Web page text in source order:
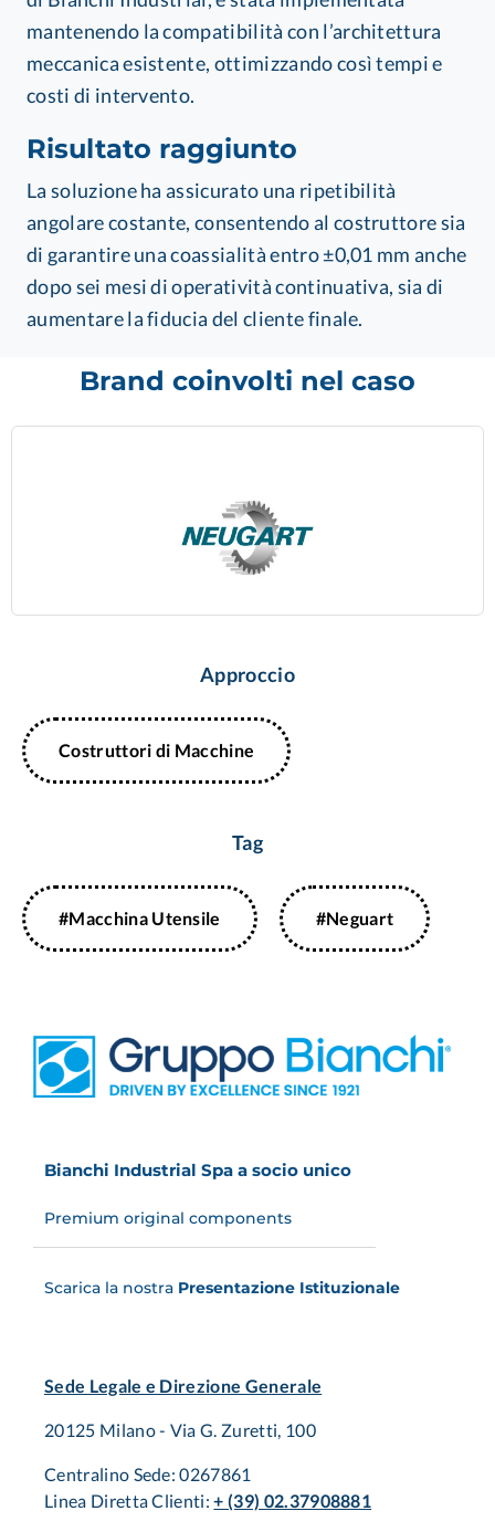
mantenendo la compatibilità con l’architettura
meccanica esistente, ottimizzando così tempi e
costi di intervento.
Risultato raggiunto
La soluzione ha assicurato una ripetibilità
angolare costante, consentendo al costruttore sia
di garantire una coassialità entro ±0,01 mm anche
dopo sei mesi di operatività continuativa, sia di
aumentare la fiducia del cliente finale.
Brand coinvolti nel caso
Approccio
Costruttori di ​Macchine
Tag
#Macchina Utensile #Neguart
Bianchi Industrial Spa a socio unico
Premium original components
Scarica la nostra Presentazione Istituzionale
Sede Legale e Direzione Generale
20125 Milano - Via G. Zuretti, 100
Centralino Sede: 0267861
Linea Diretta Clienti:+ (39) 02.37908881